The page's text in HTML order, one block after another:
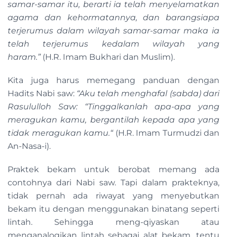
samar-samar itu, berarti ia telah menyelamatkan
agama dan kehormatannya, dan barangsiapa
terjerumus dalam wilayah samar-samar maka ia
telah terjerumus kedalam wilayah yang
haram.”(H.R. Imam Bukhari dan Muslim).
Kita juga harus memegang panduan dengan
Hadits Nabi saw: “Aku telah menghafal (sabda) dari
Rasululloh Saw: “Tinggalkanlah apa-apa yang
meragukan kamu, bergantilah kepada apa yang
tidak meragukan kamu.“ (H.R. Imam Turmudzi dan
An-Nasa-i).
Praktek bekam untuk berobat memang ada
contohnya dari Nabi saw. Tapi dalam prakteknya,
tidak pernah ada riwayat yang menyebutkan
bekam itu dengan menggunakan binatang seperti
lintah. Sehingga meng-qiyaskan atau